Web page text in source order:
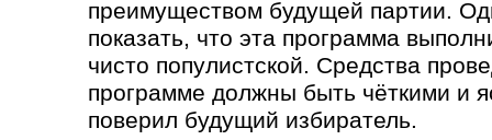
преимуществом будущей партии.
показать, что эта программа
чисто популистской. Средства
программе должны быть чёткими и
поверил будущий избиратель.